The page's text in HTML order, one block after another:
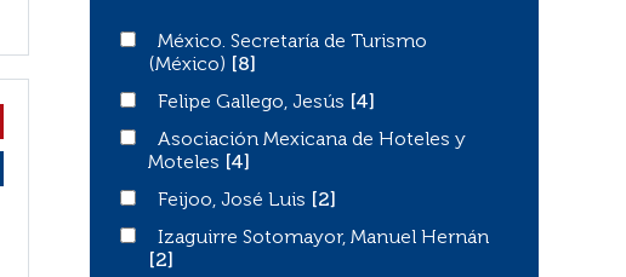
México. Secretaría de Turismo (México)
México. Secretaría de Turismo
(México)
[8]
Felipe Gallego, Jesús
Felipe Gallego, Jesús
[4]
Asociación Mexicana de Hoteles y Moteles
Asociación Mexicana de Hoteles y
Moteles
[4]
Feijoo, José Luis
Feijoo, José Luis
[2]
Izaguirre Sotomayor, Manuel Hernán
Izaguirre Sotomayor, Manuel Hernán
[2]